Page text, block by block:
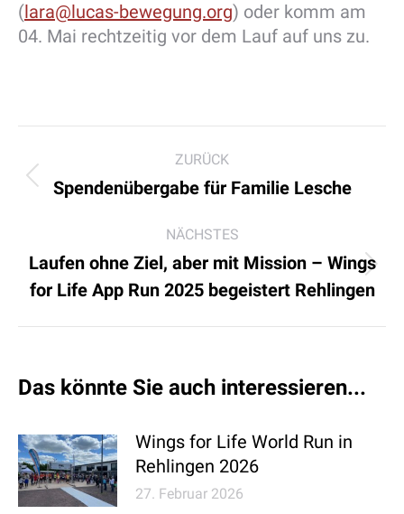
(lara@lucas-bewegung.org) oder komm am
04. Mai rechtzeitig vor dem Lauf auf uns zu.
Kommentarnavigation
ZURÜCK
Vorheriger
Spendenübergabe für Familie Lesche
NÄCHSTES
Nächster
Beitrag:
Laufen ohne Ziel, aber mit Mission – Wings
for Life App Run 2025 begeistert Rehlingen
Das könnte Sie auch interessieren...
Wings for Life World Run in
Rehlingen 2026
27. Februar 2026